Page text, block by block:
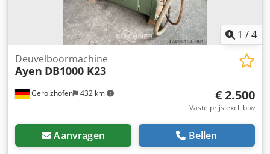
1 /4
Gerolzhofen 432 km
Deuvelboormachine
Ayen DB1000 K23
€ 2.500
Vaste prijs excl. btw
Aanvragen Bellen